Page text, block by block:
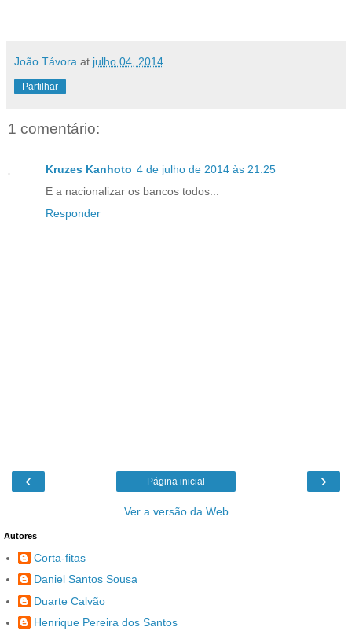
João Távora at julho 04, 2014
Partilhar
1 comentário:
Kruzes Kanhoto 4 de julho de 2014 às 21:25
E a nacionalizar os bancos todos...
Responder
‹ ›
Página inicial
Ver a versão da Web
Autores
Corta-fitas
Daniel Santos Sousa
Duarte Calvão
Henrique Pereira dos Santos